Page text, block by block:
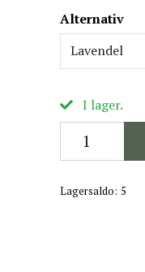
Alternativ
Lavendel
I lager.
Lagersaldo: 5